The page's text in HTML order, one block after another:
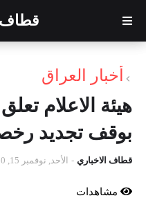
قطاف
أخبار العراق
هيئة الاعلام
بوقف تجديد
قطاف الاخباري - الأحد, نوفمبر 15, 2020
مشاهدات